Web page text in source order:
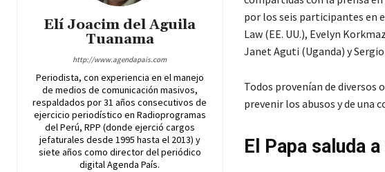
Elí Joacim del Aguila
Tuanama
http://www.agendapais.com
Periodista, con experiencia en el manejo
de medios de comunicación masivos,
respaldados por 31 años consecutivos de
ejercicio periodístico en Radioprogramas
del Perú, RPP (donde ejerció cargos
jefaturales desde 1995 hasta el 2013) y
siete años como director del periódico
digital Agenda País.
por los seis participantes en
Law (EE. UU.), Evelyn
Janet Aguti (Uganda) y
Todos provenían de
prevenir los abusos y de una
El Papa saluda